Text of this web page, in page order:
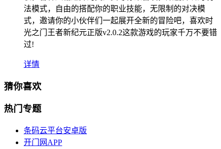
法模式，自由的搭配你的职业技能，无限制的对决模
式，邀请你的小伙伴们一起展开全新的冒险吧，喜欢时
光之门王者新纪元正版v2.0.2这款游戏的玩家千万不要错
过!
详情
猜你喜欢
热门专题
条码云平台安卓版
开门网APP